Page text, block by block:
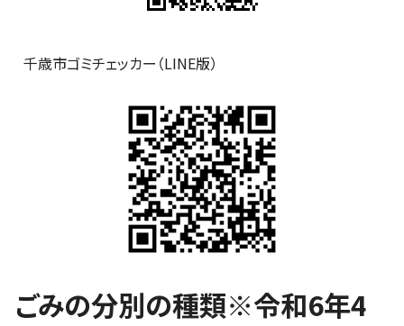
千歳市ゴミチェッカー（LINE版）
ごみの分別の種類※令和6年4